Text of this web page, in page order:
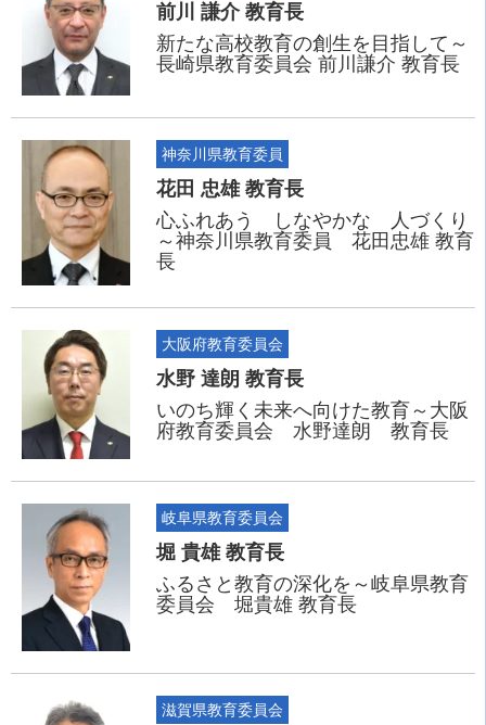
前川 謙介 教育長
新たな高校教育の創生を目指して～
長崎県教育委員会 前川謙介 教育長
神奈川県教育委員
花田 忠雄 教育長
心ふれあう しなやかな 人づくり
～神奈川県教育委員 花田忠雄 教育
長
大阪府教育委員会
水野 達朗 教育長
いのち輝く未来へ向けた教育～大阪
府教育委員会 水野達朗 教育長
岐阜県教育委員会
堀 貴雄 教育長
ふるさと教育の深化を～岐阜県教育
委員会 堀貴雄 教育長
滋賀県教育委員会